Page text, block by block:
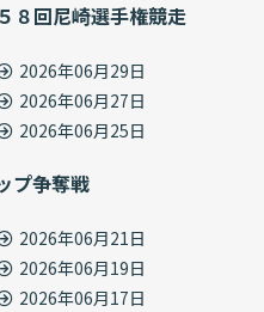
８回尼崎選手権競走
2026年06月29日
2026年06月27日
2026年06月25日
プ争奪戦
2026年06月21日
2026年06月19日
2026年06月17日